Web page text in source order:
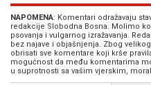
NAPOMENA: Komentari odražavaju
redakcije Slobodna Bosna. Molimo
psovanja i vulgarnog izražavanja.
bez najave i objašnjenja. Zbog
obrisati sve komentare koji krše
mogućnost da među komentarima
u suprotnosti sa vašim vjerskim,